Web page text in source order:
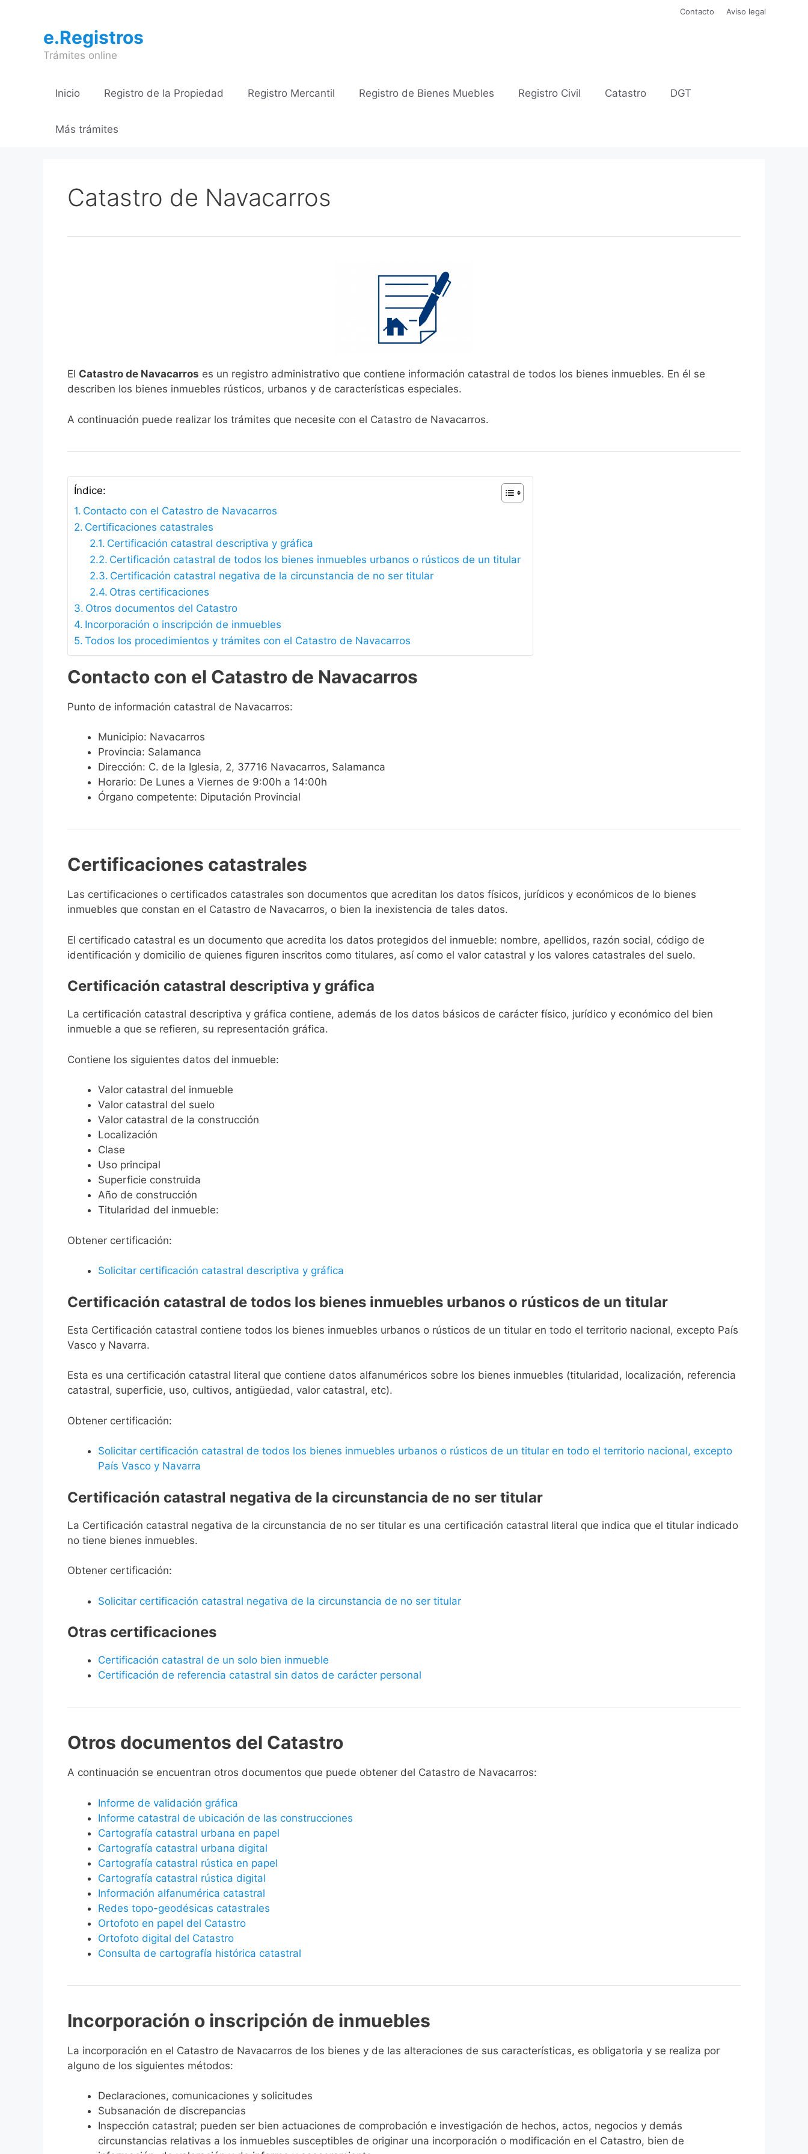
contenido
Contacto Aviso legal
e.Registros
Trámites online
Inicio Registro de la Propiedad Registro Mercantil Registro de Bienes Muebles Registro Civil Catastro DGT
Más trámites
Catastro de Navacarros
El Catastro de Navacarros es un registro administrativo que contiene información catastral de todos los bienes inmuebles. En él se
describen los bienes inmuebles rústicos, urbanos y de características especiales.
A continuación puede realizar los trámites que necesite con el Catastro de Navacarros.
Índice:
Contacto con el Catastro de Navacarros
Certificaciones catastrales
Certificación catastral descriptiva y gráfica
Certificación catastral de todos los bienes inmuebles urbanos o rústicos de un titular
Certificación catastral negativa de la circunstancia de no ser titular
Otras certificaciones
Otros documentos del Catastro
Incorporación o inscripción de inmuebles
Todos los procedimientos y trámites con el Catastro de Navacarros
Contacto con el Catastro de Navacarros
Punto de información catastral de Navacarros:
Municipio: Navacarros
Provincia: Salamanca
Dirección: C. de la Iglesia, 2, 37716 Navacarros, Salamanca
Horario: De Lunes a Viernes de 9:00h a 14:00h
Órgano competente: Diputación Provincial
Certificaciones catastrales
Las certificaciones o certificados catastrales son documentos que acreditan los datos físicos, jurídicos y económicos de lo bienes
inmuebles que constan en el Catastro de Navacarros, o bien la inexistencia de tales datos.
El certificado catastral es un documento que acredita los datos protegidos del inmueble: nombre, apellidos, razón social, código de
identificación y domicilio de quienes figuren inscritos como titulares, así como el valor catastral y los valores catastrales del suelo.
Certificación catastral descriptiva y gráfica
La certificación catastral descriptiva y gráfica contiene, además de los datos básicos de carácter físico, jurídico y económico del bien
inmueble a que se refieren, su representación gráfica.
Contiene los siguientes datos del inmueble:
Valor catastral del inmueble
Valor catastral del suelo
Valor catastral de la construcción
Localización
Clase
Uso principal
Superficie construida
Año de construcción
Titularidad del inmueble:
Obtener certificación:
Solicitar certificación catastral descriptiva y gráfica
Certificación catastral de todos los bienes inmuebles urbanos o rústicos de un titular
Esta Certificación catastral contiene todos los bienes inmuebles urbanos o rústicos de un titular en todo el territorio nacional, excepto País
Vasco y Navarra.
Esta es una certificación catastral literal que contiene datos alfanuméricos sobre los bienes inmuebles (titularidad, localización, referencia
catastral, superficie, uso, cultivos, antigüedad, valor catastral, etc).
Obtener certificación:
Solicitar certificación catastral de todos los bienes inmuebles urbanos o rústicos de un titular en todo el territorio nacional, excepto
País Vasco y Navarra
Certificación catastral negativa de la circunstancia de no ser titular
La Certificación catastral negativa de la circunstancia de no ser titular es una certificación catastral literal que indica que el titular indicado
no tiene bienes inmuebles.
Obtener certificación:
Solicitar certificación catastral negativa de la circunstancia de no ser titular
Otras certificaciones
Certificación catastral de un solo bien inmueble
Certificación de referencia catastral sin datos de carácter personal
Otros documentos del Catastro
A continuación se encuentran otros documentos que puede obtener del Catastro de Navacarros:
Informe de validación gráfica
Informe catastral de ubicación de las construcciones
Cartografía catastral urbana en papel
Cartografía catastral urbana digital
Cartografía catastral rústica en papel
Cartografía catastral rústica digital
Información alfanumérica catastral
Redes topo-geodésicas catastrales
Ortofoto en papel del Catastro
Ortofoto digital del Catastro
Consulta de cartografía histórica catastral
Incorporación o inscripción de inmuebles
La incorporación en el Catastro de Navacarros de los bienes y de las alteraciones de sus características, es obligatoria y se realiza por
alguno de los siguientes métodos:
Declaraciones, comunicaciones y solicitudes
Subsanación de discrepancias
Inspección catastral; pueden ser bien actuaciones de comprobación e investigación de hechos, actos, negocios y demás
circunstancias relativas a los inmuebles susceptibles de originar una incorporación o modificación en el Catastro, bien de